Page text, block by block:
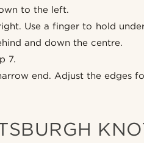
to the left.
Use a finger to hold
and down the centre.
7.
end. Adjust the edges